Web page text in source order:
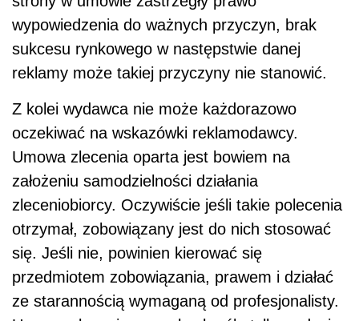
wypowiedzenia do ważnych przyczyn, brak
sukcesu rynkowego w następstwie danej
reklamy może takiej przyczyny nie stanowić.
Z kolei wydawca nie może każdorazowo
oczekiwać na wskazówki reklamodawcy.
Umowa zlecenia oparta jest bowiem na
założeniu samodzielności działania
zleceniobiorcy. Oczywiście jeśli takie polecenia
otrzymał, zobowiązany jest do nich stosować
się. Jeśli nie, powinien kierować się
przedmiotem zobowiązania, prawem i działać
ze starannością wymaganą od profesjonalisty.